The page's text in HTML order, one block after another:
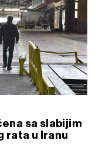
sa slabijim
rata u Iranu